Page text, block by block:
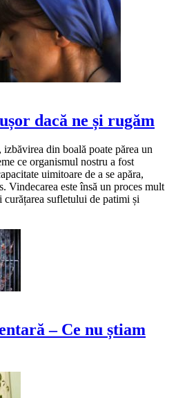
dacă ne și rugăm
din boală poate părea un
ce organismul nostru a fost
uimitoare de a se apăra,
Vindecarea este însă un proces mult
sufletului de patimi și
– Ce nu știam